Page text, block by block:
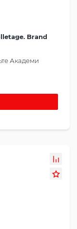
Brand
Академи